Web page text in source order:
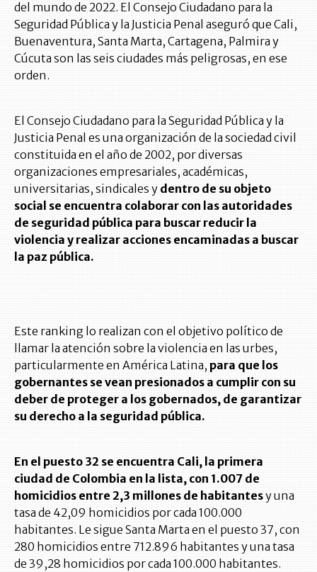
del mundo de 2022. El Consejo Ciudadano para la
Seguridad Pública y la Justicia Penal aseguró que Cali,
Buenaventura, Santa Marta, Cartagena, Palmira y
Cúcuta son las seis ciudades más peligrosas, en ese
orden.
El Consejo Ciudadano para la Seguridad Pública y la
Justicia Penal es una organización de la sociedad civil
constituida en el año de 2002, por diversas
organizaciones empresariales, académicas,
universitarias, sindicales y dentro de su objeto
social se encuentra colaborar con las autoridades
de seguridad pública para buscar reducir la
violencia y realizar acciones encaminadas a buscar
la paz pública.
Este ranking lo realizan con el objetivo político de
llamar la atención sobre la violencia en las urbes,
particularmente en América Latina, para que los
gobernantes se vean presionados a cumplir con su
deber de proteger a los gobernados, de garantizar
su derecho a la seguridad pública.
En el puesto 32 se encuentra Cali, la primera
ciudad de Colombia en la lista, con 1.007 de
homicidios entre 2,3 millones de habitantesy una
tasa de 42,09 homicidios por cada 100.000
habitantes. Le sigue Santa Marta en el puesto 37, con
280 homicidios entre 712.896 habitantes y una tasa
de 39,28 homicidios por cada 100.000 habitantes.